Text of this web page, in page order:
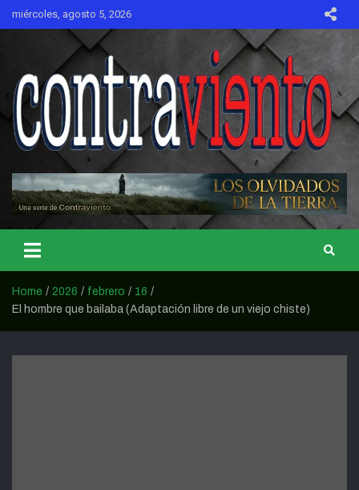
miércoles, agosto 5, 2026
CONTRAVIENTO
Home 2026 febrero
16
El hombre que bailaba (Adaptación libre de un viejo chiste)